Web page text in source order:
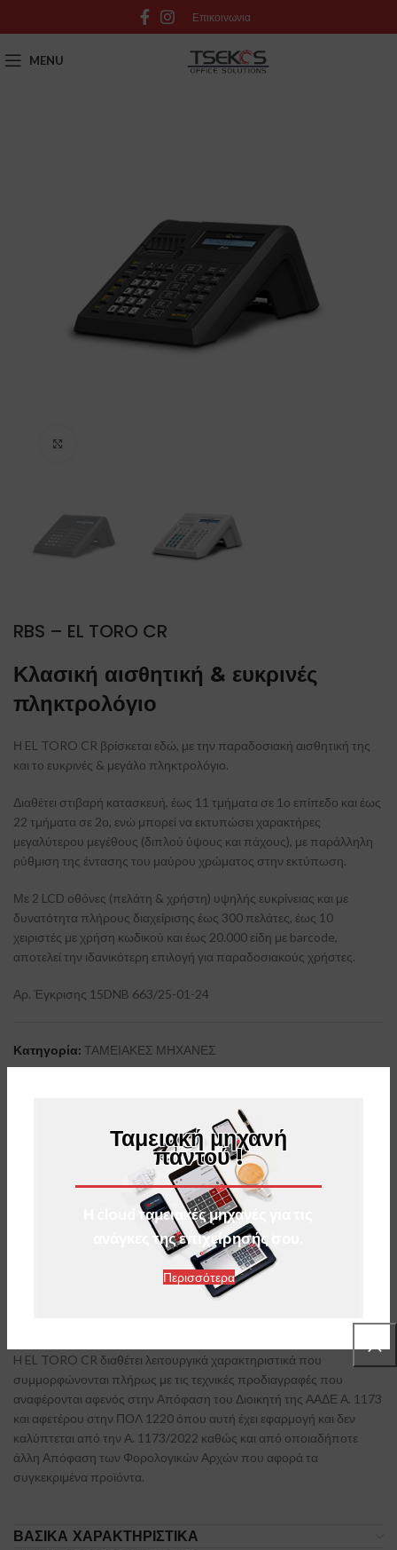
Ταμειακή μηχανή
παντού !
Η cloud ταμειακές μηχανές για τις
ανάγκες της επιχείρησής σου.
Περισσότερα
Επικοινωνια
MENU
RBS – EL TORO CR
Κλασική αισθητική & ευκρινές
πληκτρολόγιο
Η EL TORO CR βρίσκεται εδώ, με την παραδοσιακή αισθητική της
και το ευκρινές & μεγάλο πληκτρολόγιο.
Διαθέτει στιβαρή κατασκευή, έως 11 τμήματα σε 1ο επίπεδο και έως
22 τμήματα σε 2ο, ενώ μπορεί να εκτυπώσει χαρακτήρες
μεγαλύτερου μεγέθους (διπλού ύψους και πάχους), με παράλληλη
ρύθμιση της έντασης του μαύρου χρώματος στην εκτύπωση.
Με 2 LCD οθόνες (πελάτη & χρήστη) υψηλής ευκρίνειας και με
δυνατότητα πλήρους διαχείρισης έως 300 πελάτες, έως 10
χειριστές με χρήση κωδικού και έως 20.000 είδη με barcode,
αποτελεί την ιδανικότερη επιλογή για παραδοσιακούς χρήστες.
Αρ. Έγκρισης 15DNB 663/25-01-24
Κατηγορία: ΤΑΜΕΙΑΚΕΣ ΜΗΧΑΝΕΣ
ΕΠΙΠΛΈΟΝ ΠΛΗΡΟΦΟΡΊΕΣ
Με την EL TORO CR μπορείτε να αποκτήσετε μία οικονομική
ταμειακή μηχανή, χωρίς συμβιβασμούς σε ποιότητα και
λειτουργικότητα, με σύγχρονα χαρακτηριστικά τελευταίας
τεχνολογίας και παράλληλα με δυνατότητα σύνδεσης πολλαπλών
Διαθέτει απλή & γρήγορη εγκατάσταση και αξιόπιστη διασύνδεση
H EL TORO CR διαθέτει λειτουργικά χαρακτηριστικά που
συμμορφώνονται πλήρως με τις τεχνικές προδιαγραφές που
αναφέρονται αφενός στην Απόφαση του Διοικητή της ΑΑΔΕ Α. 1173
και αφετέρου στην ΠΟΛ 1220 όπου αυτή έχει εφαρμογή και δεν
καλύπτεται από την Α. 1173/2022 καθώς και από οποιαδήποτε
άλλη Απόφαση των Φορολογικών Αρχών που αφορά τα
συγκεκριμένα προϊόντα.
ΒΑΣΙΚΑ ΧΑΡΑΚΤΗΡΙΣΤΙΚΑ